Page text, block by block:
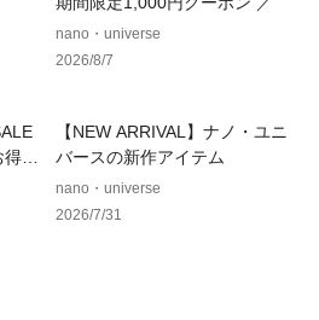
デュロイマキシスカート
さい。摩擦により、素材表面が白っ
発生したりします。
行う為、実際にお届けする商品と
nano・universe
2026/8/7
に
【NEW ARRIVAL】ナノ・ユニ
バースの新作アイテム
nano・universe
2026/7/31